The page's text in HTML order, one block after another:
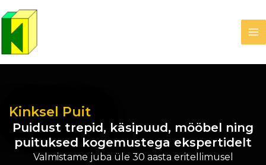
Kinksel Puit
Puidust trepid, käsipuud, mööbel ning
puituksed kogemustega ekspertidelt
Valmistame juba üle 30 aasta eritellimusel